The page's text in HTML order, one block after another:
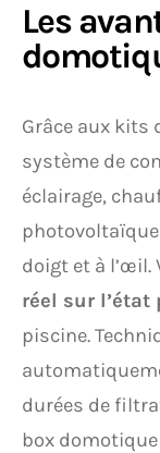
Les
Grâce aux kits
système de
éclairage,
doigt et à l’œil.
réel sur
piscine.
durées de
box domotique